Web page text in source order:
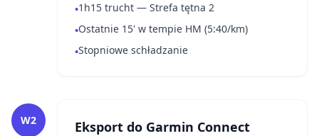
•1h15 trucht — Strefa tętna 2
•Ostatnie 15' w tempie HM (5:40/km)
•Stopniowe schładzanie
W2 Eksport do Garmin Connect